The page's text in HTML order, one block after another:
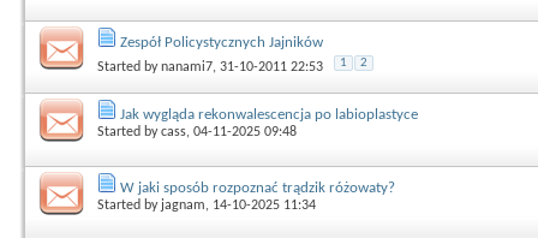
Zespół Policystycznych Jajników
Started bynanami7, 31-10-2011 22:53 1 2
Jak wygląda rekonwalescencja po labioplastyce
Started bycass, 04-11-2025 09:48
W jaki sposób rozpoznać trądzik różowaty?
Started by jagnam, 14-10-2025 11:34